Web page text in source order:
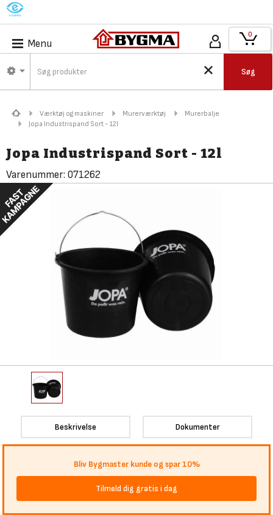
M
Menu
Søg
0
Værktøj og maskiner Murerværktøj
Murerbalje
Jopa Industrispand Sort - 12l
Jopa Industrispand Sort - 12l
Varenummer: 071262
Beskrivelse Dokumenter
Bliv Bygmaster kunde og spar 10%
Tilmeld dig gratis i dag